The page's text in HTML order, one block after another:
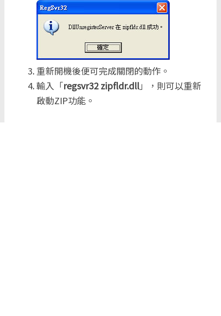
重新開機後便可完成關閉的動作。
輸入「regsvr32 zipfldr.dll」，則可以重新
啟動ZIP功能。